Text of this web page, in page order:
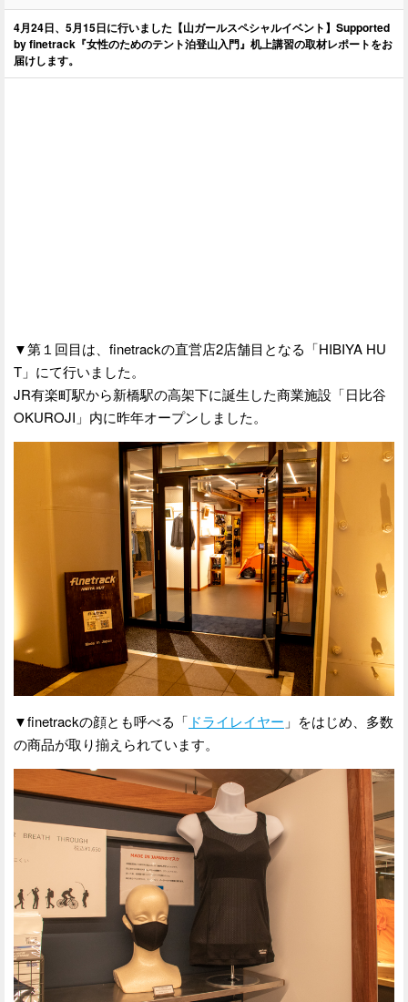
4月24日、5月15日に行いました【山ガールスペシャルイベント】Supported
by finetrack『女性のためのテント泊登山入門』机上講習の取材レポートをお
届けします。
▼第１回目は、finetrackの直営店2店舗目となる「HIBIYA HU
T」にて行いました。
JR有楽町駅から新橋駅の高架下に誕生した商業施設「日比谷
OKUROJI」内に昨年オープンしました。
▼finetrackの顔とも呼べる「 ドライレイヤー 」をはじめ、多数
の商品が取り揃えられています。